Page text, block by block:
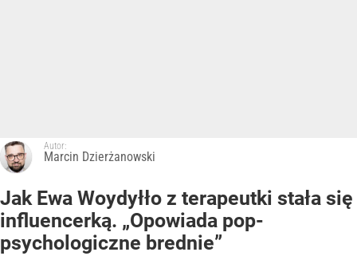
Autor:
Marcin Dzierżanowski
Jak Ewa Woydyłło z terapeutki stała się
influencerką. „Opowiada pop-
psychologiczne brednie”